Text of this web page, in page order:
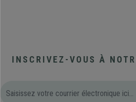
INSCRIVEZ-VOUS À